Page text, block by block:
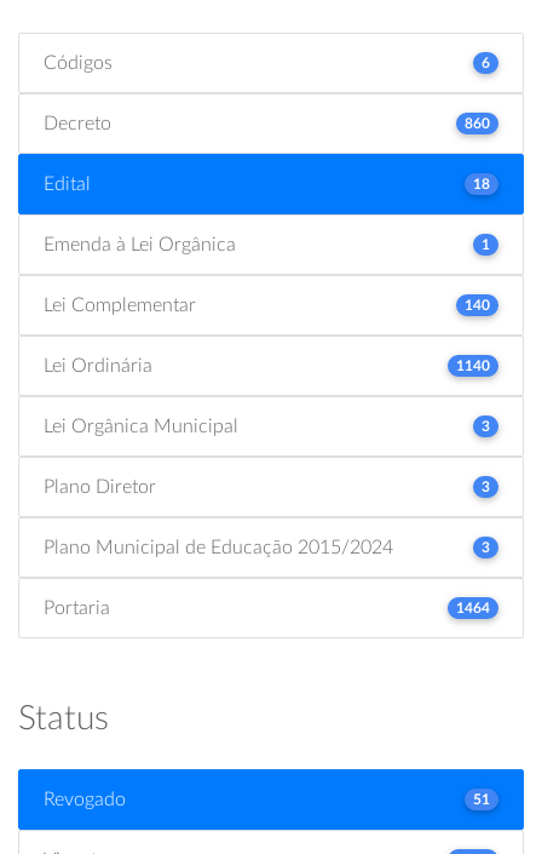
Códigos 6
Decreto 860
Edital 18
Emenda à Lei Orgânica 1
Lei Complementar 140
Lei Ordinária 1140
Lei Orgânica Municipal 3
Plano Diretor 3
Plano Municipal de Educação 2015/2024 3
Portaria 1464
Status
Revogado 51